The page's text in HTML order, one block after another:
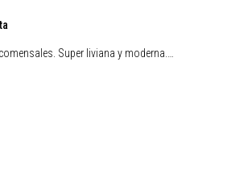
Super liviana y moderna.…